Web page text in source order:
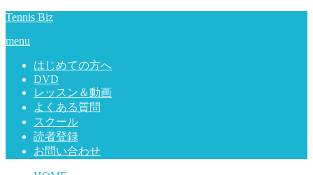
Tennis Biz
menu
はじめての方へ
DVD
レッスン＆動画
よくある質問
スクール
読者登録
お問い合わせ